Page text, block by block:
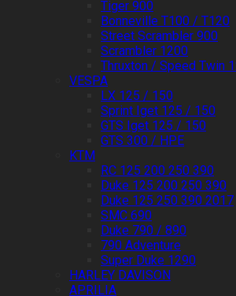
Tiger 900
Bonneville T100 / T120
Street Scrambler 900
Scrambler 1200
Thruxton / Speed Twin
VESPA
LX 125 / 150
Sprint Iget 125 / 150
GTS Iget 125 / 150
GTS 300 / HPE
KTM
RC 125 200 250 390
Duke 125 200 250 390
Duke 125 250 390 2017
SMC 690
Duke 790 / 890
790 Adventure
Super Duke 1290
HARLEY DAVISON
APRILIA